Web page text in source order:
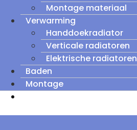
Montage materiaal
Verwarming
Handdoekradiator
Verticale radiatoren
Elektrische radiatoren
Baden
Montage